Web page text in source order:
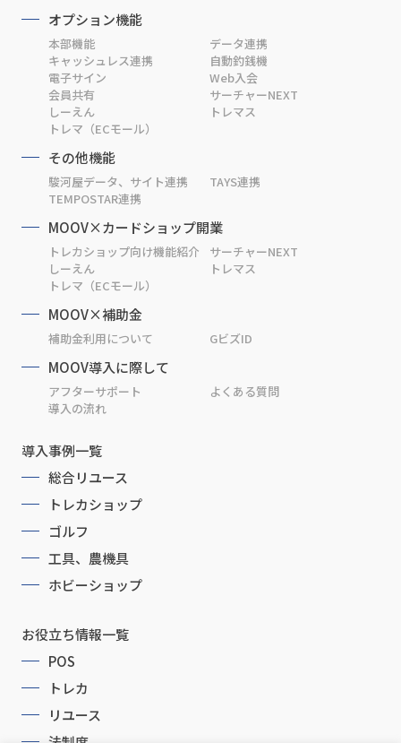
オプション機能
本部機能
データ連携
キャッシュレス連携
自動釣銭機
電子サイン
Web入会
会員共有
サーチャーNEXT
しーえん
トレマス
トレマ（ECモール）
その他機能
駿河屋データ、サイト連携
TAYS連携
TEMPOSTAR連携
MOOV×カードショップ開業
トレカショップ向け機能紹介
サーチャーNEXT
しーえん
トレマス
トレマ（ECモール）
MOOV×補助金
補助金利用について GビズID
MOOV導入に際して
アフターサポート
よくある質問
導入の流れ
導入事例一覧
総合リユース
トレカショップ
ゴルフ
工具、農機具
ホビーショップ
お役立ち情報一覧
POS
トレカ
リユース